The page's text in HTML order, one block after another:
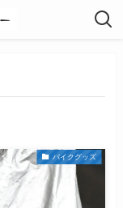
バイクグッズ